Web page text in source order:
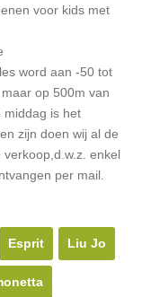
voor kids met
word aan -50 tot
op 500m van
middag is het
zijn doen wij al de
enkel
per mail.
Esprit Liu Jo